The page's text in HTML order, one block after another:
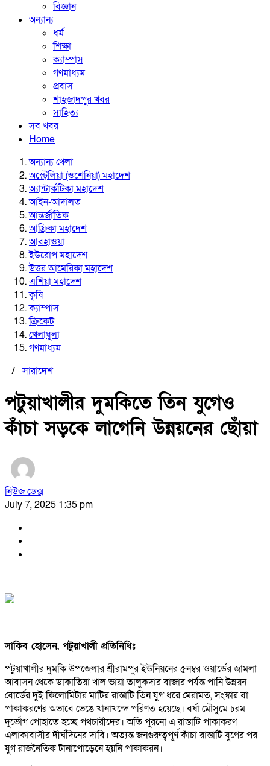
বিজ্ঞান
অন্যান্য
ধর্ম
শিক্ষা
ক্যাম্পাস
গণমাধ্যম
প্রবাস
শাহজাদপুর খবর
সাহিত্য
সব খবর
Home
অন্যান্য খেলা
অস্ট্রেলিয়া (ওশেনিয়া) মহাদেশ
অ্যান্টার্কটিকা মহাদেশ
আইন-আদালত
আন্তর্জাতিক
আফ্রিকা মহাদেশ
আবহাওয়া
ইউরোপ মহাদেশ
উত্তর আমেরিকা মহাদেশ
এশিয়া মহাদেশ
কৃষি
ক্যাম্পাস
ক্রিকেট
খেলাধুলা
গণমাধ্যম
/সারাদেশ
পটুয়াখালীর দুমকিতে তিন যুগেও
কাঁচা সড়কে লাগেনি উন্নয়নের ছোঁয়া
নিউজ ডেক্স
July 7, 2025 1:35 pm
সাকিব হোসেন, পটুয়াখালী প্রতিনিধিঃ
পটুয়াখালীর দুমকি উপজেলার শ্রীরামপুর ইউনিয়নের ৫নম্বর ওয়ার্ডের জামলা
আবাসন থেকে ডাকাতিয়া খাল ভায়া তালুকদার বাজার পর্যন্ত পানি উন্নয়ন
বোর্ডের দুই কিলোমিটার মাটির রাস্তাটি তিন যুগ ধরে মেরামত, সংস্কার বা
পাকাকরণের অভাবে ভেঙে খানাখন্দে পরিণত হয়েছে। বর্ষা মৌসুমে চরম
দুর্ভোগ পোহাতে হচ্ছে পথচারীদের। অতি পুরনো এ রাস্তাটি পাকাকরণ
এলাকাবাসীর দীর্ঘদিনের দাবি। অত্যন্ত জনগুরুত্বপূর্ণ কাঁচা রাস্তাটি যুগের পর
যুগ রাজনৈতিক টানাপোড়েনে হয়নি পাকাকরন।